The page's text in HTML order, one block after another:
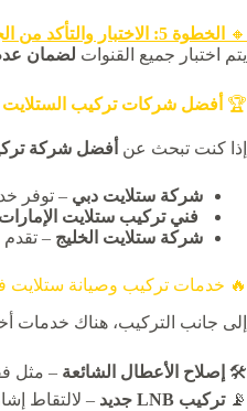
🔸
الخطوة 5: الاختبار والتأكد من الجودة
يتم اختبار جميع القنوات لضمان
🏆 أفضل شركات تركيب الستلايت
إذا كنت تبحث عن أفضل شركة
شركة ستلايت دبي – توفر
فني تركيب ستلايت الإمارات
شركة ستلايت الخليج –
🔥 خدمات تركيب وصيانة ستلايت
إلى جانب التركيب، هناك خدمات
🛠️ إصلاح الأعطال الشائعة – مثل
📡تركيب LNB جديد – لالتقاط